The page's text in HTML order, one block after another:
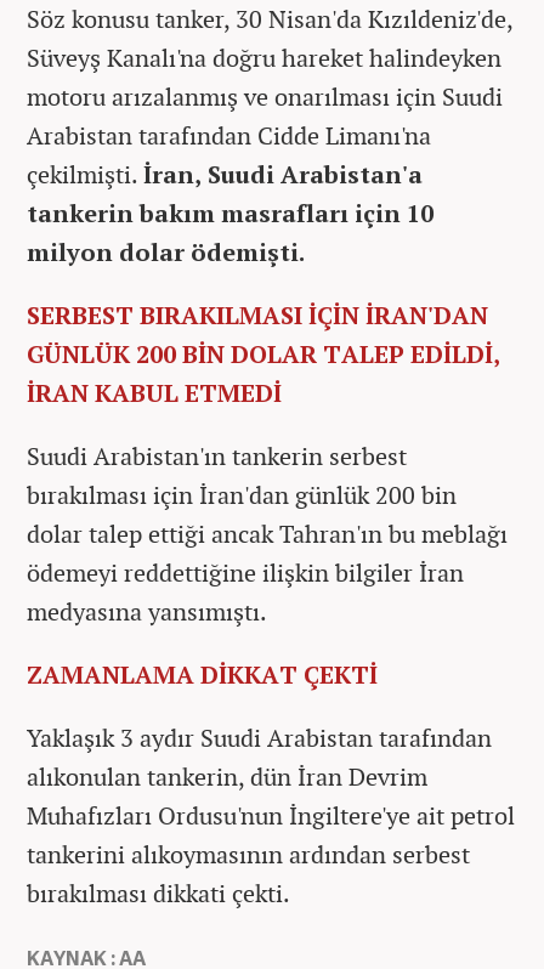
Söz konusu tanker, 30 Nisan'da Kızıldeniz'de,
Süveyş Kanalı'na doğru hareket halindeyken
motoru arızalanmış ve onarılması için Suudi
Arabistan tarafından Cidde Limanı'na
çekilmişti.İran, Suudi Arabistan'a
tankerin bakım masrafları için 10
milyon dolar ödemişti.
SERBEST BIRAKILMASI İÇİN İRAN'DAN
GÜNLÜK 200 BİN DOLAR TALEP EDİLDİ,
İRAN KABUL ETMEDİ
Suudi Arabistan'ın tankerin serbest
bırakılması için İran'dan günlük 200 bin
dolar talep ettiği ancak Tahran'ın bu meblağı
ödemeyi reddettiğine ilişkin bilgiler İran
medyasına yansımıştı.
ZAMANLAMA DİKKAT ÇEKTİ
Yaklaşık 3 aydır Suudi Arabistan tarafından
alıkonulan tankerin, dün İran Devrim
Muhafızları Ordusu'nun İngiltere'ye ait petrol
tankerini alıkoymasının ardından serbest
bırakılması dikkati çekti.
KAYNAK : AA